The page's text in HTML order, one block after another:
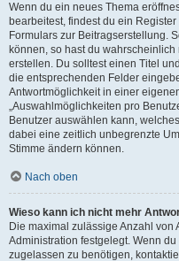
Wenn du ein neues Thema
bearbeitest, findest du ein
Formulars zur Beitragserstellung.
können, so hast du
erstellen. Du solltest einen Titel
die entsprechenden Felder
Antwortmöglichkeit in einer
„Auswahlmöglichkeiten pro
Benutzer auswählen kann,
dabei eine zeitlich unbegrenzte
Stimme ändern können.
Nach oben
Wieso kann ich nicht mehr
Die maximal zulässige Anzahl
Administration festgelegt. Wenn
zugelassen zu benötigen,